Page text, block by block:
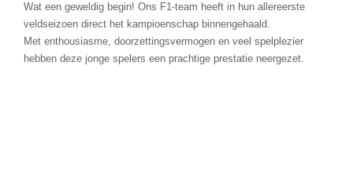
Wat een geweldig begin! Ons F1-team heeft in hun allereerste
veldseizoen direct het kampioenschap binnengehaald.
Met enthousiasme, doorzettingsvermogen en veel spelplezier
hebben deze jonge spelers een prachtige prestatie neergezet.